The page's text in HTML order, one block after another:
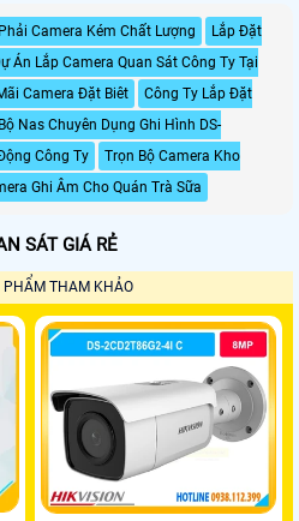
Camera Kém Chất Lượng
Lắp Đặt
Án Lắp Camera Quan Sát Công Ty Tại
Camera Đặt Biêt
Công Ty Lắp Đặt
Bộ Nas Chuyên Dụng Ghi Hình DS-
Công Ty
Trọn Bộ Camera Kho
Ghi Âm Cho Quán Trà Sữa
SÁT GIÁ RẺ
PHẨM THAM KHẢO